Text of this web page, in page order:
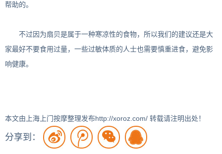
帮助的。
不过因为扇贝是属于一种寒凉性的食物，所以我们的建议还是大
家最好不要食用过量，一些过敏体质的人士也需要慎重进食，避免影
响健康。
本文由上海上门按摩整理发布http://xoroz.com/ 转载请注明出处！
分享到：